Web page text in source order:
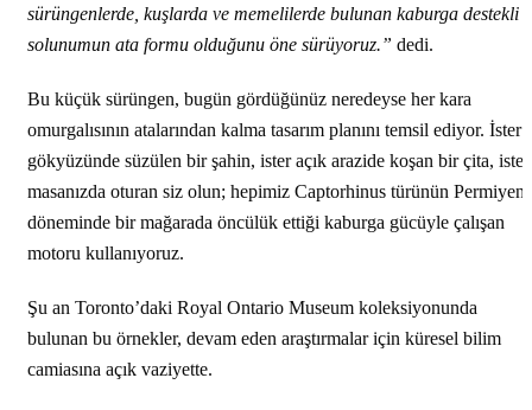
sürüngenlerde, kuşlarda ve memelilerde bulunan kaburga destekli
solunumun ata formu olduğunu öne sürüyoruz.” dedi.
Bu küçük sürüngen, bugün gördüğünüz neredeyse her kara
omurgalısının atalarından kalma tasarım planını temsil ediyor. İster
gökyüzünde süzülen bir şahin, ister açık arazide koşan bir çita, ister
masanızda oturan siz olun; hepimiz Captorhinus türünün Permiyen
döneminde bir mağarada öncülük ettiği kaburga gücüyle çalışan
motoru kullanıyoruz.
Şu an Toronto’daki Royal Ontario Museum koleksiyonunda
bulunan bu örnekler, devam eden araştırmalar için küresel bilim
camiasına açık vaziyette.